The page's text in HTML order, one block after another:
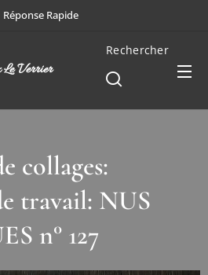
Réponse Rapide
Verrier
Rechercher
collages:
travail: NUS
n° 127